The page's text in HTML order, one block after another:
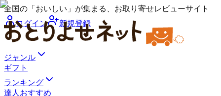
全国の「おいしい」が集まる、お取り寄せレビューサイト
ログイン
新規登録
ジャンル
ギフト
ランキング
達人おすすめ